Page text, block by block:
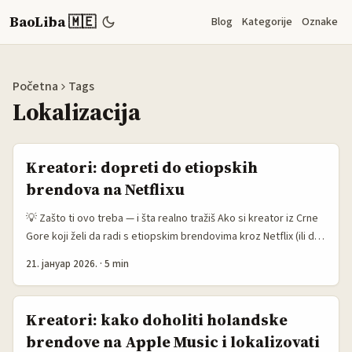
BaoLiba 🇲🇪 Blog Kategorije Oznake
Početna Tags
Lokalizacija
Kreatori: dopreti do etiopskih
brendova na Netflixu
💡 Zašto ti ovo treba — i šta realno tražiš Ako si kreator iz Crne
Gore koji želi da radi s etiopskim brendovima kroz Netflix (ili da
vrijeme: način da dopreš do tih brendova i recept kako napraviti
priče i partnerstva — ali pristup nije isti kao kad radiš kampanje
za EU ili SAD. Organski domet opada i sve se više plaća za
21. јануар 2026. · 5 min
Kreatori: kako doholiti holandske
brendove na Apple Music i lokalizovati